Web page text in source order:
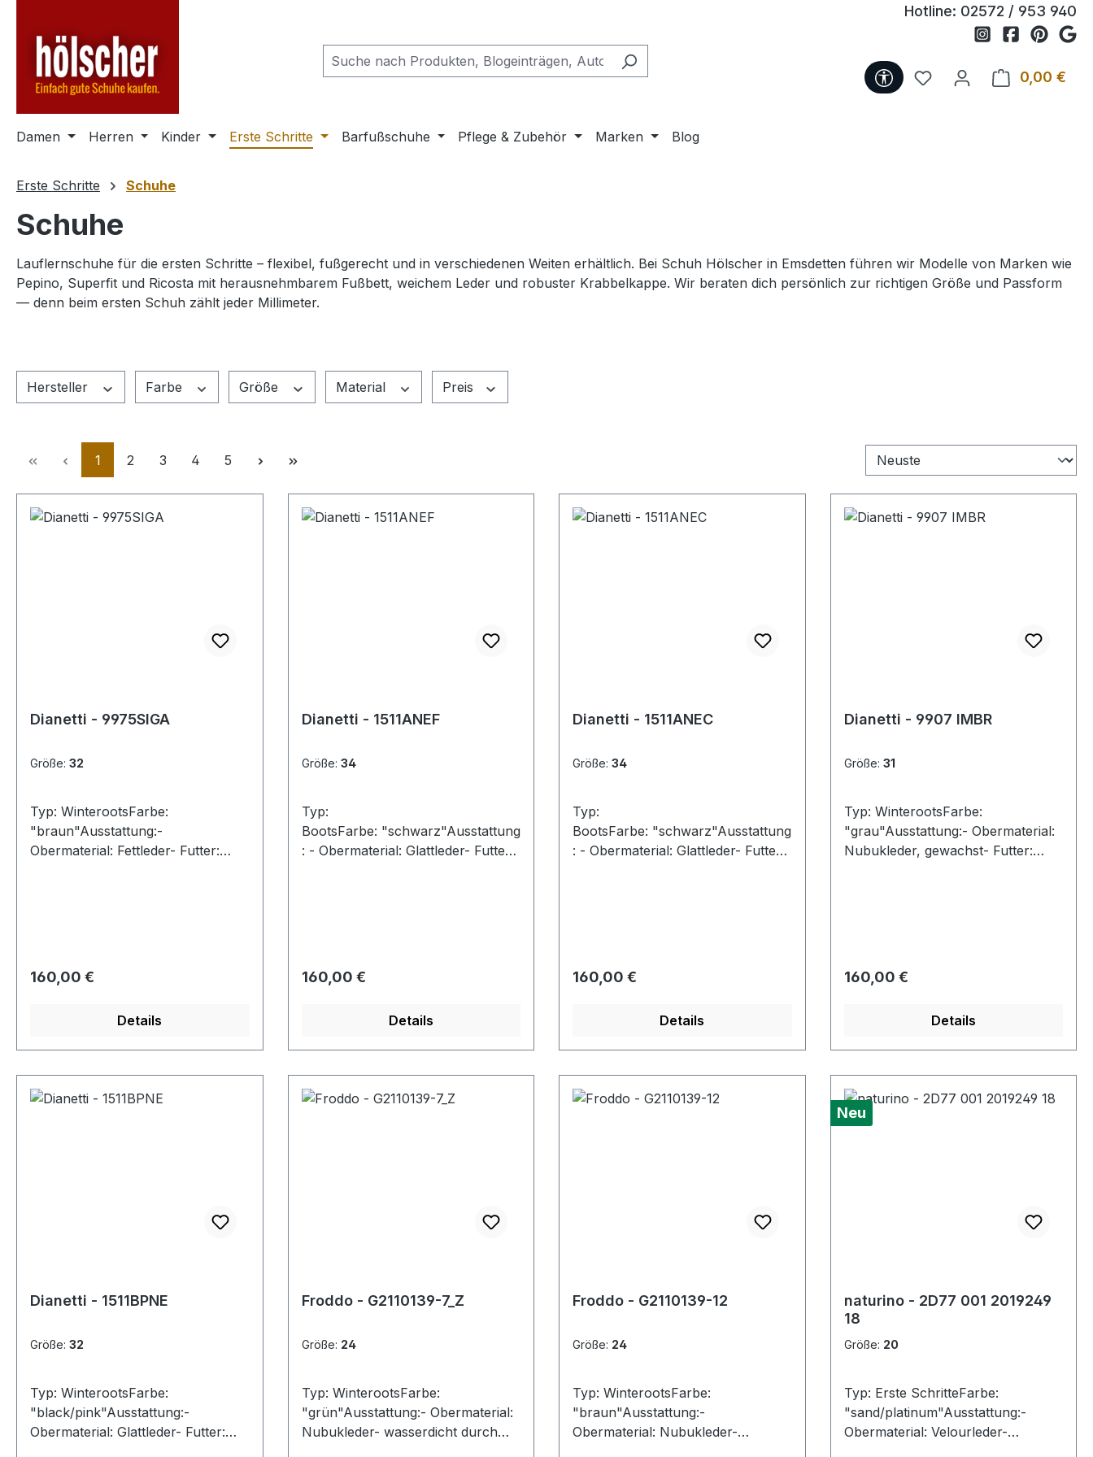
Hotline: 02572 / 953 940
Werkzeugleiste anzeigen
Du hast 0 Produkte auf
0,00 €
Damen Herren Kinder Erste Schritte Barfußschuhe Pflege & Zubehör Marken Blog
Erste Schritte Schuhe
Schuhe
Lauflernschuhe für die ersten Schritte – flexibel, fußgerecht und in verschiedenen Weiten erhältlich. Bei Schuh Hölscher in Emsdetten führen wir Modelle von Marken wie
Pepino, Superfit und Ricosta mit herausnehmbarem Fußbett, weichem Leder und robuster Krabbelkappe. Wir beraten dich persönlich zur richtigen Größe und Passform
— denn beim ersten Schuh zählt jeder Millimeter.
Hersteller Farbe Größe Material Preis
Seite
1 Seite
2 Seite
3 Seite
4 Seite
5
Dianetti - 9975SIGA
Größe: 32
Typ: WinterootsFarbe:
"braun"Ausstattung:-
Obermaterial: Fettleder- Futter:
Regulärer Preis:
160,00 €
Details
Dianetti - 1511ANEF
Größe: 34
Typ:
BootsFarbe: "schwarz"Ausstattung
: - Obermaterial: Glattleder- Futter:
Regulärer Preis:
160,00 €
Details
Dianetti - 1511ANEC
Größe: 34
Typ:
BootsFarbe: "schwarz"Ausstattung
: - Obermaterial: Glattleder- Futter:
Regulärer Preis:
160,00 €
Details
Dianetti - 9907 IMBR
Größe: 31
Typ: WinterootsFarbe:
"grau"Ausstattung:- Obermaterial:
Nubukleder, gewachst- Futter:
Regulärer Preis:
160,00 €
Details
Dianetti - 1511BPNE
Größe: 32
Typ: WinterootsFarbe:
"black/pink"Ausstattung:-
Obermaterial: Glattleder- Futter:
Froddo - G2110139-7_Z
Größe: 24
Typ: WinterootsFarbe:
"grün"Ausstattung:- Obermaterial:
Nubukleder- wasserdicht durch
Froddo - G2110139-12
Größe: 24
Typ: WinterootsFarbe:
"braun"Ausstattung:-
Obermaterial: Nubukleder-
Neu
naturino - 2D77 001 2019249
18
Größe: 20
Typ: Erste SchritteFarbe:
"sand/platinum"Ausstattung:-
Obermaterial: Velourleder-